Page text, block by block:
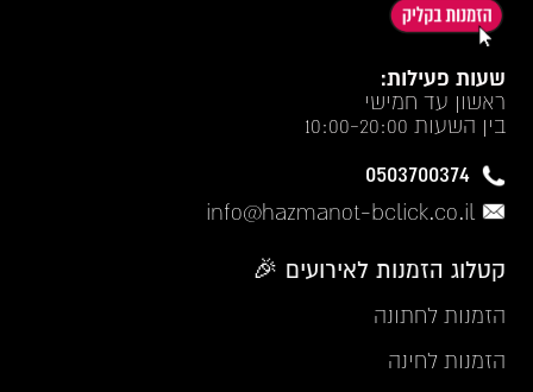
שעות פעילות:
ראשון עד חמישי
בין השעות 10:00-20:00
0503700374
info@hazmanot-bclick.co.il
קטלוג הזמנות לאירועים 🎉
הזמנות לחתונה
הזמנות לחינה